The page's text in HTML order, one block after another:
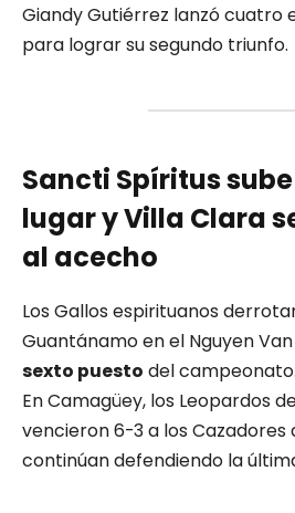
Giandy Gutiérrez lanzó cuatro
para lograr su segundo triunfo.
Sancti Spíritus
lugar y Villa Clara
al acecho
Los Gallos espirituanos
Guantánamo en el Nguyen
sexto puesto del campeonato.
En Camagüey, los Leopardos
vencieron 6-3 a los Cazadores
continúan defendiendo la